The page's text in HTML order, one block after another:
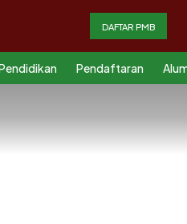
DAFTAR PMB
Pendaftaran